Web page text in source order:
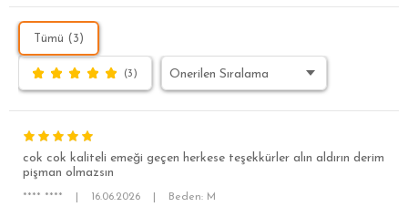
Tümü (3)
(3)
cok cok kaliteli emeği geçen herkese teşekkürler alın aldırın derim
pişman olmazsın
**** **** 16.06.2026 Beden: M